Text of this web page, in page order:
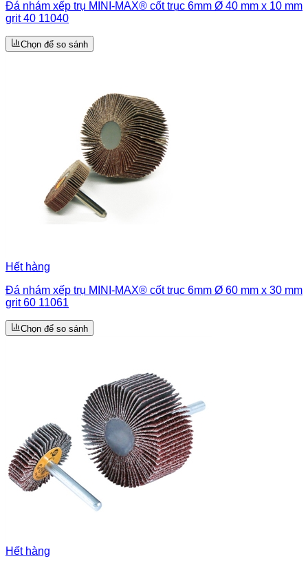
Đá nhám xếp trụ MINI-MAX® cốt trục 6mm Ø 40 mm x 10 mm
grit 40 11040
Chọn để so sánh
Hết hàng
Đá nhám xếp trụ MINI-MAX® cốt trục 6mm Ø 60 mm x 30 mm
grit 60 11061
Chọn để so sánh
Hết hàng